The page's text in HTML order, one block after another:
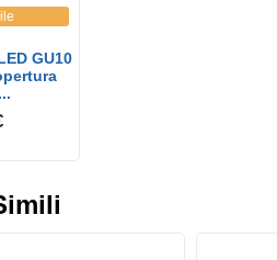
GU10